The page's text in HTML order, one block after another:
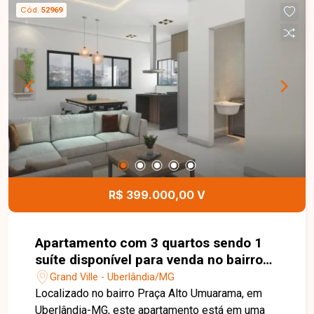
banheiro social, cozinha funcional e área de
serviço. Os ambientes são bem planejados e
proporcionam excelente aproveitamento dos
espaços, oferecendo conforto e praticidade para
o dia a dia. Esta é uma excelente oportunidade
para quem busca um apartamento moderno,
funcional e bem localizado no bairro Grand Ville.
Agende uma visita e venha conhecer todos os
detalhes deste imóvel.
Cód. 52969
R$ 399.000,00 V
Apartamento com 3 quartos sendo 1
suíte disponível para venda no bairro
Praça Alto Umuarama em Uberlândia-
MG
Grand Ville - Uberlândia/MG
Localizado no bairro Praça Alto Umuarama, em
Uberlândia-MG, este apartamento está em uma